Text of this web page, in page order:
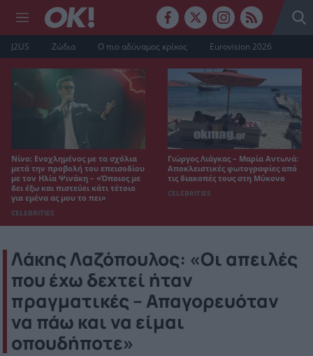
J2US Ζώδια Ο πιο αδύναμος κρίκος Eurovision 2026
Νίνο: Ενοχλημένος με τα σχόλια
μετά την προβολή του επεισοδίου
με τον Ηλία Ψινάκη – «Όποιος με
δει έξω και πιστεύει κάτι τέτοιο
για εμένα ας μου το πει»
CELEBRITIES
Γιώργος Λιάγκας – Μαρία Αντωνά:
Αποκλειστικές φωτογραφίες από
τις διακοπές τους στη Μύκονο
CELEBRITIES
Λάκης Λαζόπουλος: «Οι απειλές
που έχω δεχτεί ήταν
πραγματικές – Απαγορευόταν
να πάω και να είμαι
οπουδήποτε»